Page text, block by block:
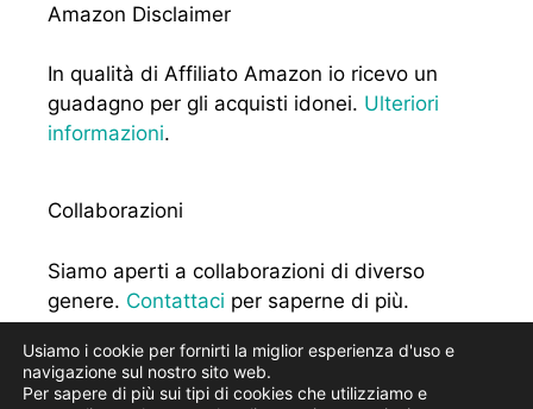
Amazon Disclaimer
In qualità di Affiliato Amazon io ricevo un
guadagno per gli acquisti idonei. Ulteriori
informazioni.
Collaborazioni
Siamo aperti a collaborazioni di diverso
genere. Contattaci per saperne di più.
Usiamo i cookie per fornirti la miglior esperienza d'uso e
navigazione sul nostro sito web.
Per sapere di più sui tipi di cookies che utilizziamo e